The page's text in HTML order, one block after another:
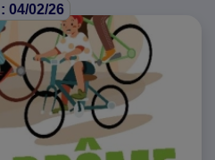
04/02/26